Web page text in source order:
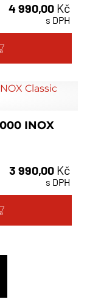
4 990,00 Kč
s DPH
INOX
3 990,00 Kč
s DPH